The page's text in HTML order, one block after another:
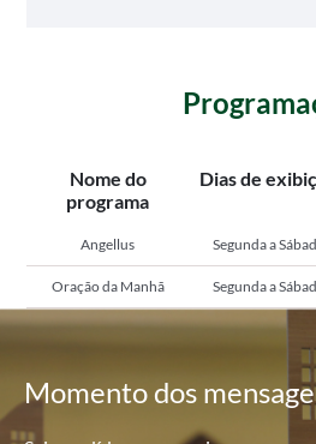
Nome do
programa
Dias de
Angellus Segunda a
Oração da Manhã Segunda a
Momentodos